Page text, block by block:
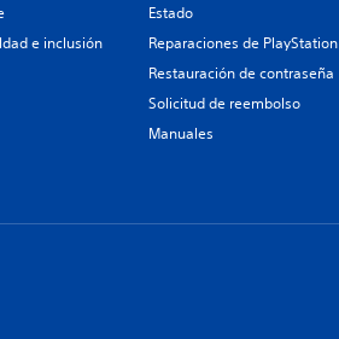
e inclusión
Estado
Reparaciones de PlayStation
Restauración de contraseña
Solicitud de reembolso
Manuales